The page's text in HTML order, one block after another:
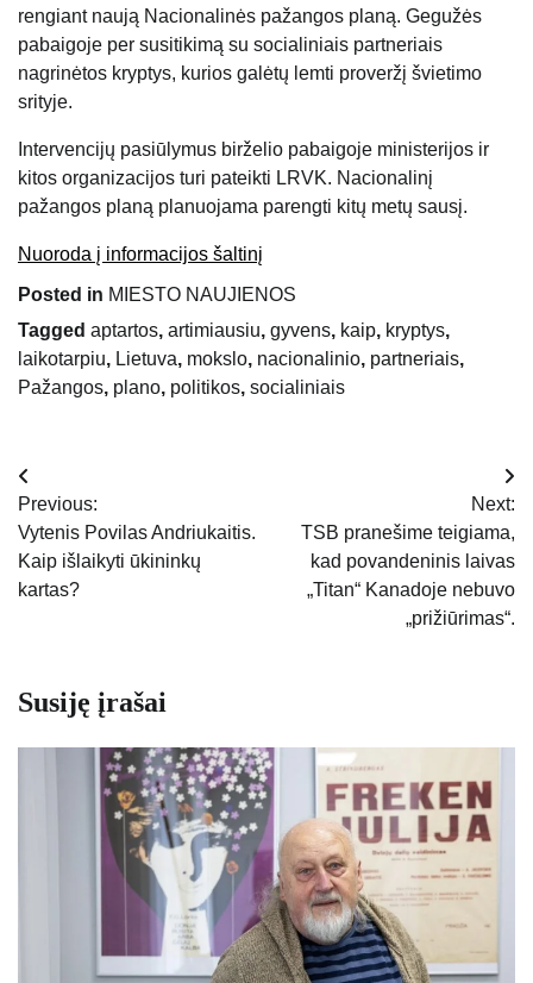
rengiant naują Nacionalinės pažangos planą. Gegužės
pabaigoje per susitikimą su socialiniais partneriais
nagrinėtos kryptys, kurios galėtų lemti proveržį švietimo
srityje.
Intervencijų pasiūlymus birželio pabaigoje ministerijos ir
kitos organizacijos turi pateikti LRVK. Nacionalinį
pažangos planą planuojama parengti kitų metų sausį.
Nuoroda į informacijos šaltinį
Posted in MIESTO NAUJIENOS
Tagged aptartos, artimiausiu, gyvens, kaip, kryptys,
laikotarpiu, Lietuva, mokslo, nacionalinio, partneriais,
Pažangos, plano, politikos, socialiniais
Navigacija
tarp
įrašų
Previous:
Vytenis Povilas Andriukaitis.
Kaip išlaikyti ūkininkų
kartas?
Next:
TSB pranešime teigiama,
kad povandeninis laivas
„Titan“ Kanadoje nebuvo
„prižiūrimas“.
Susiję įrašai